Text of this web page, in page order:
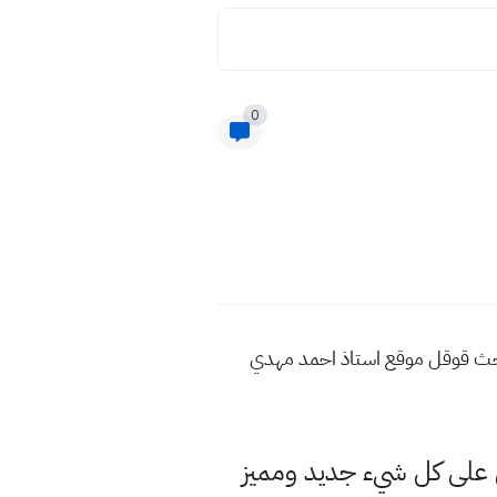
0
في محرك البحث قوقل موقع استاذ احمد مهدي
كل شيء جديد ومميز